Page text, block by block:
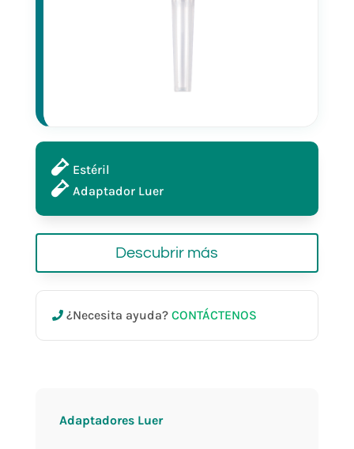
Estéril
Adaptador Luer
Descubrir más
¿Necesita ayuda? CONTÁCTENOS
Adaptadores Luer